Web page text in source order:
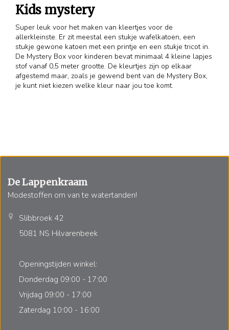
Kids mystery
Super leuk voor het maken van kleertjes voor de
allerkleinste. Er zit meestal een stukje wafelkatoen, een
stukje gewone katoen met een printje en een stukje tricot in.
De Mystery Box voor kinderen bevat minimaal 4 kleine lapjes
stof vanaf 0,5 meter grootte. De kleurtjes zijn op elkaar
afgestemd maar, zoals je gewend bent van de Mystery Box,
je kunt niet kiezen welke kleur naar jou toe komt.
De Lappenkraam
Modestoffen om van te watertanden!
Slibbroek 42
5081 NS Hilvarenbeek
Openingstijden winkel:
Donderdag 09:00 - 17:00
Vrijdag 09:00 - 17:00
Zaterdag 10:00 - 16:00